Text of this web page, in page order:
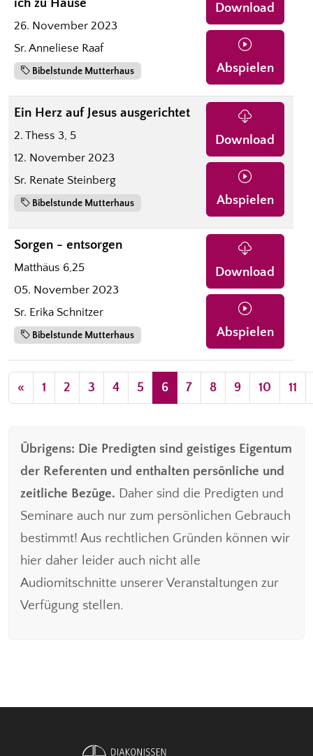
ich zu Hause
26. November 2023
Sr. Anneliese Raaf
Bibelstunde Mutterhaus
Download
Abspielen
Ein Herz auf Jesus ausgerichtet
2. Thess 3, 5
12. November 2023
Sr. Renate Steinberg
Bibelstunde Mutterhaus
Download
Abspielen
Sorgen - entsorgen
Matthäus 6,25
05. November 2023
Sr. Erika Schnitzer
Bibelstunde Mutterhaus
Download
Abspielen
« 1 2 3 4 5 6 7 8 9 10 11
Übrigens: Die Predigten sind geistiges Eigentum
der Referenten und enthalten persönliche und
zeitliche Bezüge. Daher sind die Predigten und
Seminare auch nur zum persönlichen Gebrauch
bestimmt! Aus rechtlichen Gründen können wir
hier daher leider auch nicht alle
Audiomitschnitte unserer Veranstaltungen zur
Verfügung stellen.